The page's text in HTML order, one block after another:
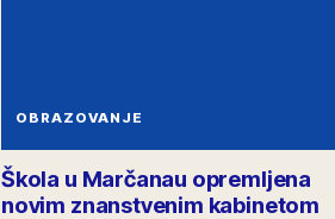
OBRAZOVANJE
Škola u Marčanau opremljena
novim znanstvenim kabinetom